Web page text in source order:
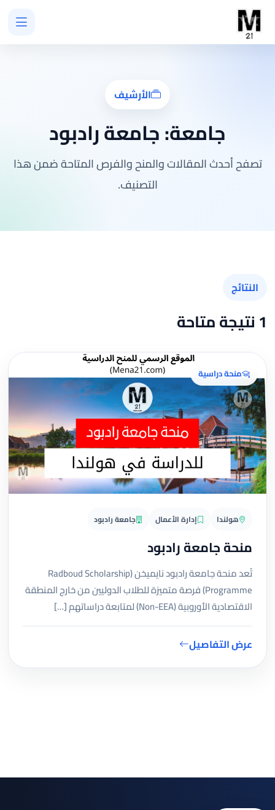
الأرشيف
جامعة:جامعة رادبود
تصفح أحدث المقالات والمنح والفرص المتاحة ضمن هذا
التصنيف.
النتائج
1 نتيجة متاحة
منحة دراسية
هولندا إدارة الأعمال جامعة رادبود
منحة جامعة رادبود
تُعد منحة جامعة رادبود نايميخن (Radboud Scholarship
Programme) فرصة متميزة للطلاب الدوليين من خارج المنطقة
الاقتصادية الأوروبية (Non-EEA) لمتابعة دراساتهم […]
عرض التفاصيل